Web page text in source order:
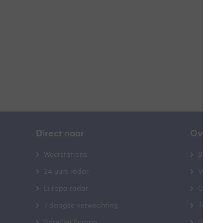
Direct naar
Weerstations
24 uurs radar
Europa radar
7-daagse verwachting
Over
Contact